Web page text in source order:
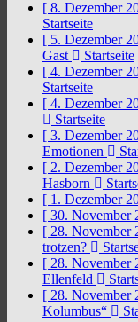
[ 8. Dezember
Startseite
[ 5. Dezember
Gast
Startseite
[ 4. Dezember
Startseite
[ 4. Dezember
Startseite
[ 3. Dezember
Emotionen
[ 2. Dezember
Hasborn
[ 1. Dezember
[ 30. November
[ 28. November
trotzen?
[ 28. November
Ellenfeld
[ 28. November
Kolumbus“